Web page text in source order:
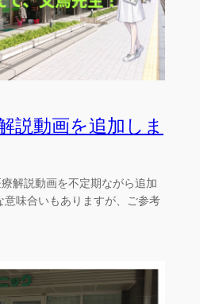
説動画を追加しま
解説動画を不定期ながら追加
意味合いもありますが、ご参考